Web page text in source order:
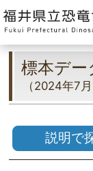
標本デー
（2024年7
説明で